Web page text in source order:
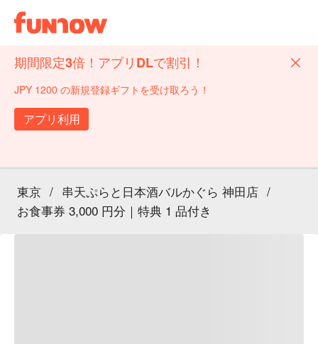
期間限定3倍！アプリDLで割引！
JPY 1200 の新規登録ギフトを受け取ろう！
アプリ利用
東京 / 串天ぷらと日本酒バルかぐら 神田店 /
お食事券 3,000 円分｜特典 1 品付き